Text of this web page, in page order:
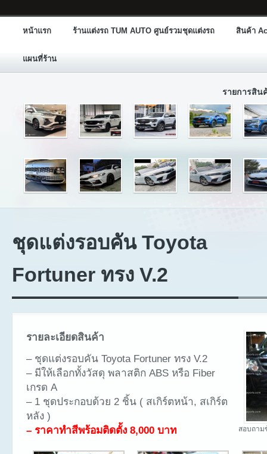
หน้าแรก ร้านแต่งรถ TUM AUTO ศูนย์รวมชุดแต่งรถ สินค้า
แผนที่ร้าน
รายการสิน
ชุดแต่งรอบคัน Toyota
Fortuner ทรง V.2
สอบถาม
รายละเอียดสินค้า
– ชุดแต่งรอบคัน Toyota Fortuner ทรง V.2
– มีให้เลือกทั้งวัสดุ พลาสติก ABS หรือ Fiber
เกรด A
– 1 ชุดประกอบด้วย 2 ชิ้น ( สเกิร์ตหน้า, สเกิร์ต
หลัง )
– ราคาทำสีพร้อมติดตั้ง 8,000 บาท